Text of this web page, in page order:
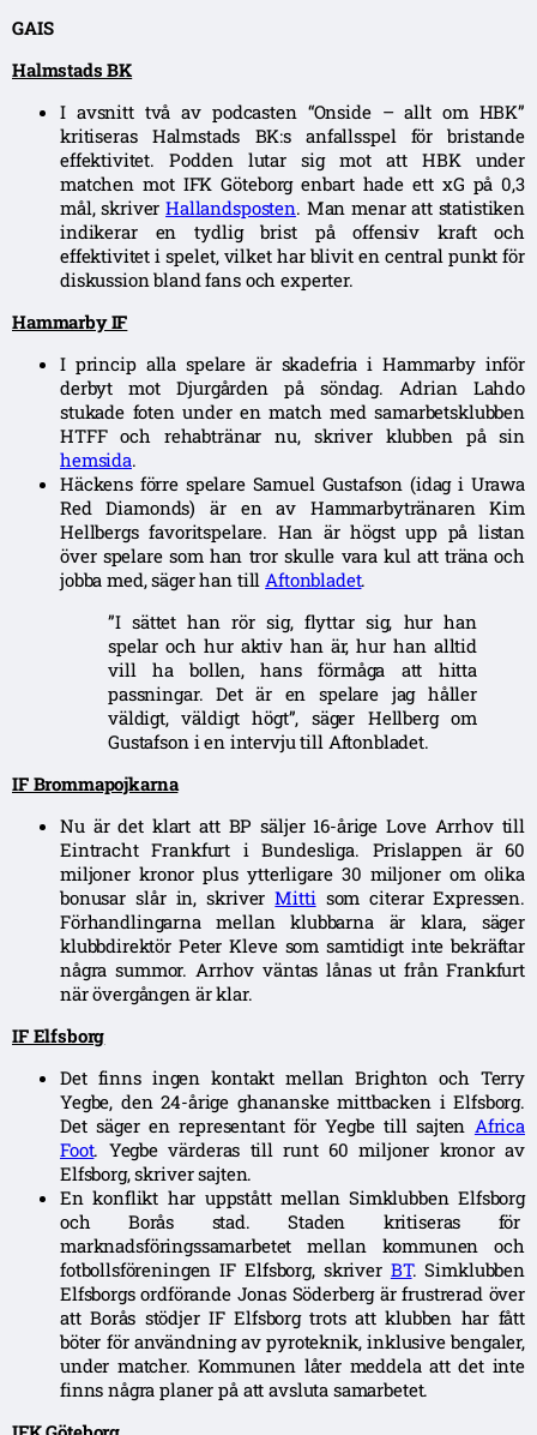
GAIS
Halmstads BK
I avsnitt två av podcasten “Onside – allt om HBK”
kritiseras Halmstads BK:s anfallsspel för bristande
effektivitet. Podden lutar sig mot att HBK under
matchen mot IFK Göteborg enbart hade ett xG på 0,3
mål, skriverHallandsposten. Man menar att statistiken
indikerar en tydlig brist på offensiv kraft och
effektivitet i spelet, vilket har blivit en central punkt för
diskussion bland fans och experter.
Hammarby IF
I princip alla spelare är skadefria i Hammarby inför
derbyt mot Djurgården på söndag. Adrian Lahdo
stukade foten under en match med samarbetsklubben
HTFF och rehabtränar nu, skriver klubben på sin
hemsida.
Häckens förre spelare Samuel Gustafson (idag i Urawa
Red Diamonds) är en av Hammarbytränaren Kim
Hellbergs favoritspelare. Han är högst upp på listan
över spelare som han tror skulle vara kul att träna och
jobba med, säger han tillAftonbladet.
”I sättet han rör sig, flyttar sig, hur han
spelar och hur aktiv han är, hur han alltid
vill ha bollen, hans förmåga att hitta
passningar. Det är en spelare jag håller
väldigt, väldigt högt”, säger Hellberg om
Gustafson i en intervju till Aftonbladet.
IF Brommapojkarna
Nu är det klart att BP säljer 16-årige Love Arrhov till
Eintracht Frankfurt i Bundesliga. Prislappen är 60
miljoner kronor plus ytterligare 30 miljoner om olika
bonusar slår in, skriverMittisom citerar Expressen.
Förhandlingarna mellan klubbarna är klara, säger
klubbdirektör Peter Kleve som samtidigt inte bekräftar
några summor. Arrhov väntas lånas ut från Frankfurt
när övergången är klar.
IF Elfsborg
Det finns ingen kontakt mellan Brighton och Terry
Yegbe, den 24-årige ghananske mittbacken i Elfsborg.
Det säger en representant för Yegbe till sajten Africa
Foot. Yegbe värderas till runt 60 miljoner kronor av
Elfsborg, skriver sajten.
En konflikt har uppstått mellan Simklubben Elfsborg
och Borås stad. Staden kritiseras för
marknadsföringssamarbetet mellan kommunen och
fotbollsföreningen IF Elfsborg, skriver BT. Simklubben
Elfsborgs ordförande Jonas Söderberg är frustrerad över
att Borås stödjer IF Elfsborg trots att klubben har fått
böter för användning av pyroteknik, inklusive bengaler,
under matcher. Kommunen låter meddela att det inte
finns några planer på att avsluta samarbetet.